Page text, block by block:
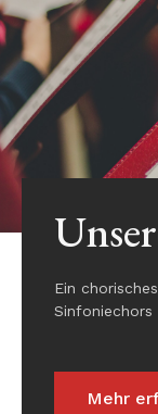
Ein
Sinfoniechors
Mehr